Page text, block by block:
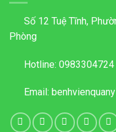
Số 12 Tuệ Tĩnh,
Phòng
Hotline: 0983304724
Email: